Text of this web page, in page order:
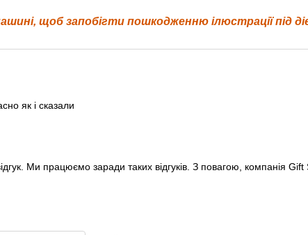
щоб запобігти пошкодженню ілюстрації під
як і сказали
Ми працюємо заради таких відгуків. З повагою, компанія Gift